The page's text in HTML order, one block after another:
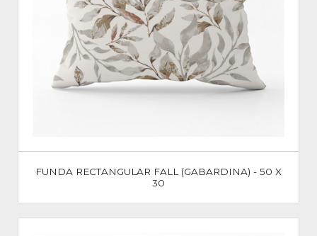
FUNDA RECTANGULAR FALL (GABARDINA) - 50 X
30